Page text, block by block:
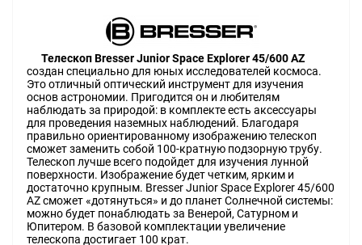
Телескоп Bresser Junior Space Explorer 45/600 AZ
создан специально для юных исследователей космоса.
Это отличный оптический инструмент для изучения
основ астрономии. Пригодится он и любителям
наблюдать за природой: в комплекте есть аксессуары
для проведения наземных наблюдений. Благодаря
правильно ориентированному изображению телескоп
сможет заменить собой 100-кратную подзорную трубу.
Телескоп лучше всего подойдет для изучения лунной
поверхности. Изображение будет четким, ярким и
достаточно крупным. Bresser Junior Space Explorer 45/600
AZ сможет «дотянуться» и до планет Солнечной системы:
можно будет понаблюдать за Венерой, Сатурном и
Юпитером. В базовой комплектации увеличение
телескопа достигает 100 крат.